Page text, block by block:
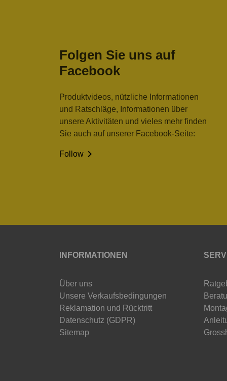
Folgen Sie uns auf
Facebook
Produktvideos, nützliche Informationen
und Ratschläge, Informationen über
unsere Aktivitäten und vieles mehr finden
Sie auch auf unserer Facebook-Seite:
Follow 
INFORMATIONEN
Über uns
Unsere Verkaufsbedingungen
Reklamation und Rücktritt
Datenschutz (GDPR)
Sitemap